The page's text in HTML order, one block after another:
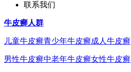
联系我们
牛皮癣人群
儿童牛皮癣青少年牛皮癣成人牛皮癣
男性牛皮癣中老年牛皮癣女性牛皮癣